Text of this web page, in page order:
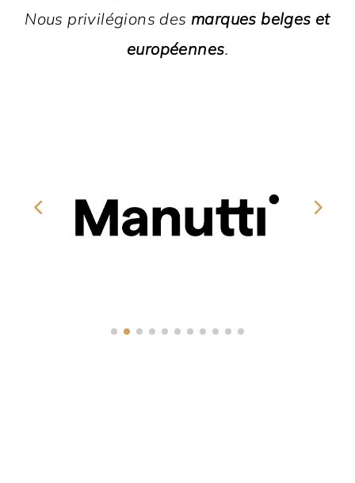
Nous privilégions des marques belges et
européennes.